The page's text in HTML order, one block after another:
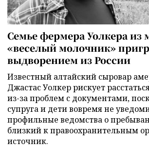
Семье фермера Уолкера из
«веселый молочник»
выдворением из России
Известный алтайский сыровар
Джастас Уолкер рискует
из-за проблем с документами,
супруга и дети вовремя не
профильные ведомства о
близкий к правоохранительным
источник.